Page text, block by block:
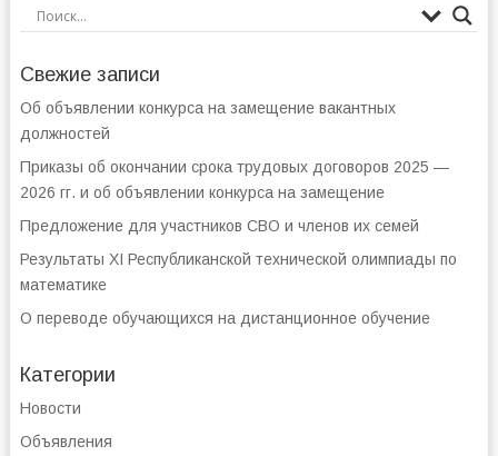
Свежие записи
Об объявлении конкурса на замещение вакантных
должностей
Приказы об окончании срока трудовых договоров 2025 —
2026 гг. и об объявлении конкурса на замещение
Предложение для участников СВО и членов их семей
Результаты XI Республиканской технической олимпиады по
математике
О переводе обучающихся на дистанционное обучение
Категории
Новости
Объявления